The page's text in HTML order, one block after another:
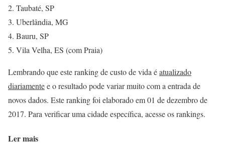
Taubaté, SP
Uberlândia, MG
Bauru, SP
Vila Velha, ES (com Praia)
Lembrando que este ranking de custo de vida éatualizado
diariamentee o resultado pode variar muito com a entrada de
novos dados. Este ranking foi elaborado em 01 de dezembro de
2017. Para verificar uma cidade específica, acesse os rankings.
Ler mais